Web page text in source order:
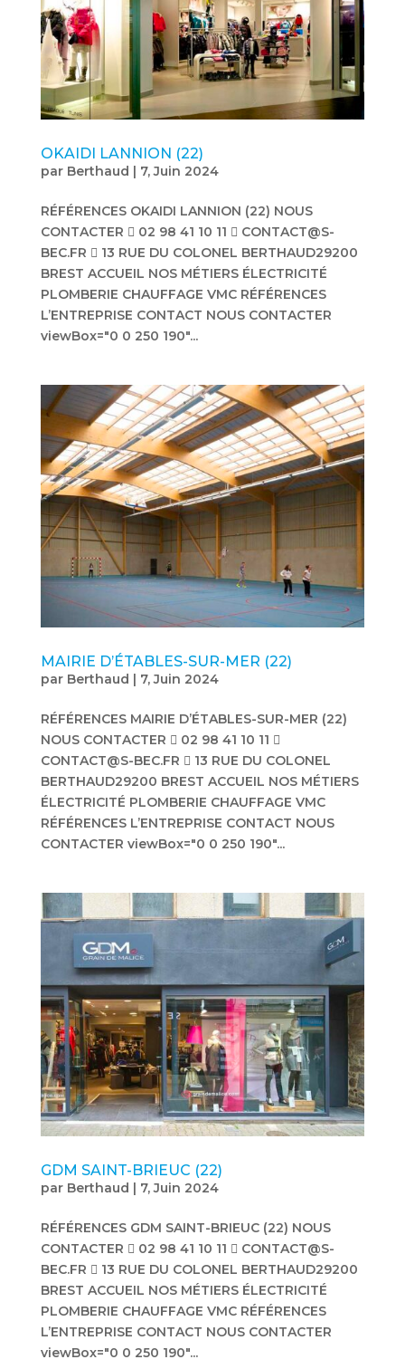
OKAIDI LANNION (22)
par Berthaud | 7, Juin 2024
RÉFÉRENCES OKAIDI LANNION (22) NOUS
CONTACTER  02 98 41 10 11  CONTACT@S-
BEC.FR  13 RUE DU COLONEL BERTHAUD29200
BREST ACCUEIL NOS MÉTIERS ÉLECTRICITÉ
PLOMBERIE CHAUFFAGE VMC RÉFÉRENCES
L’ENTREPRISE CONTACT NOUS CONTACTER
viewBox="0 0 250 190"...
MAIRIE D’ÉTABLES-SUR-MER (22)
par Berthaud | 7, Juin 2024
RÉFÉRENCES MAIRIE D’ÉTABLES-SUR-MER (22)
NOUS CONTACTER  02 98 41 10 11 
CONTACT@S-BEC.FR  13 RUE DU COLONEL
BERTHAUD29200 BREST ACCUEIL NOS MÉTIERS
ÉLECTRICITÉ PLOMBERIE CHAUFFAGE VMC
RÉFÉRENCES L’ENTREPRISE CONTACT NOUS
CONTACTER viewBox="0 0 250 190"...
GDM SAINT-BRIEUC (22)
par Berthaud | 7, Juin 2024
RÉFÉRENCES GDM SAINT-BRIEUC (22) NOUS
CONTACTER  02 98 41 10 11  CONTACT@S-
BEC.FR  13 RUE DU COLONEL BERTHAUD29200
BREST ACCUEIL NOS MÉTIERS ÉLECTRICITÉ
PLOMBERIE CHAUFFAGE VMC RÉFÉRENCES
L’ENTREPRISE CONTACT NOUS CONTACTER
viewBox="0 0 250 190"...